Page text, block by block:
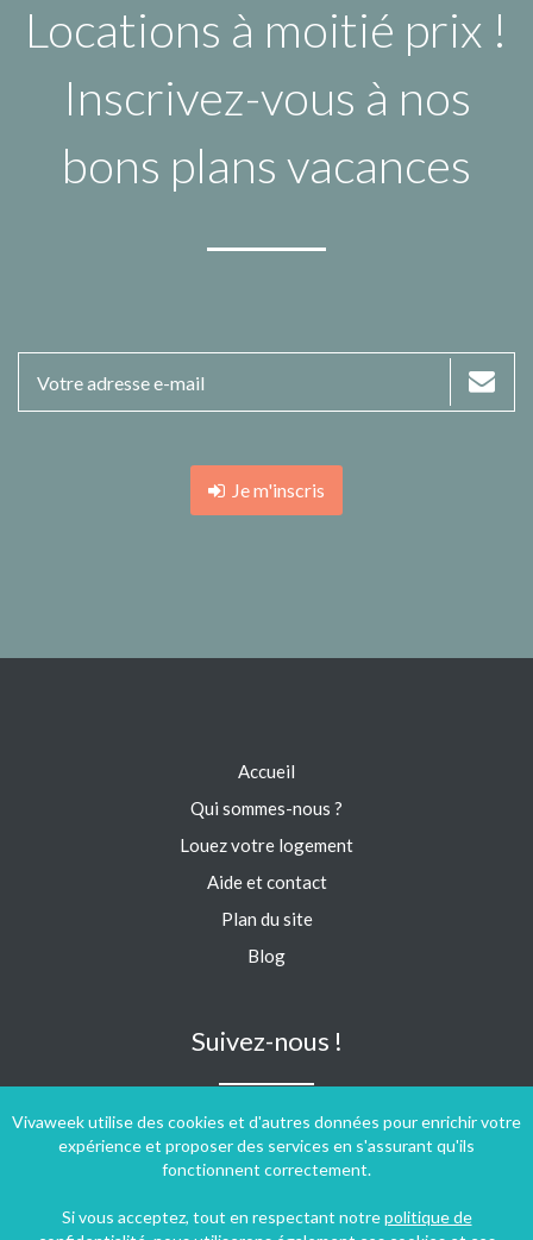
Locations à moitié prix !
Inscrivez-vous à nos
bons plans vacances
Je m'inscris
Vivaweek utilise des cookies et d'autres données pour enrichir votre
expérience et proposer des services en s'assurant qu'ils
fonctionnent correctement.
Si vous acceptez, tout en respectant notrepolitique de
Accueil
Qui sommes-nous ?
Louez votre logement
Aide et contact
Plan du site
Blog
Suivez-nous !